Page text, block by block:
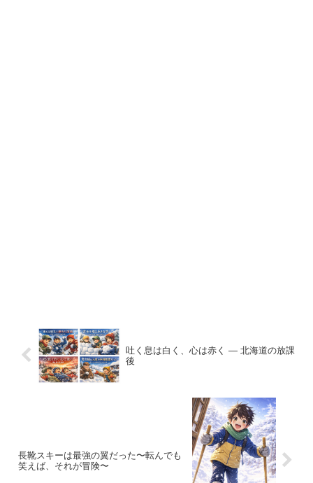
吐く息は白く、心は赤く ― 北海道の放課
後
長靴スキーは最強の翼だった〜転んでも
笑えば、それが冒険〜